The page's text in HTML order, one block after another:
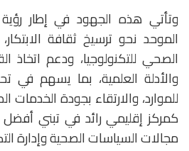
وتأتي هذه الجهود في إطار رؤية
الموحد نحو ترسيخ ثقافة
الصحي للتكنولوجيا، ودعم اتخاذ
والأدلة العلمية، بما يسهم في
للموارد، والارتقاء بجودة الخدمات
كمركز إقليمي رائد في تبني أفضل
مجالات السياسات الصحية وإدارة